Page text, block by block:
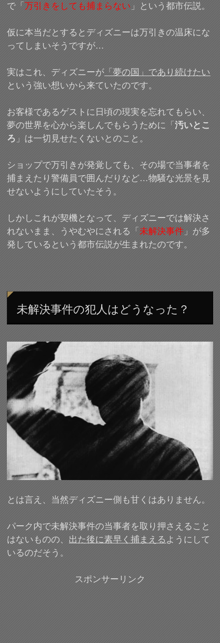
で「万引きをしても捕まらない 」という都市伝説。
仮に本当だとするとディズニーは万引きの温床にな
ってしまいそうですが…
実はこれ、ディズニーが 「夢の国」であり続けたい
という強い想いから来ていたのです。
お客様であるゲストに日頃の現実を忘れてもらい、
夢の世界を心から楽しんでもらうために「汚いとこ
ろ 」は一切見せたくないとのこと。
ショップで万引きが発覚しても、その場で当事者を
捕まえたり警備員で囲んだりなど…物騒な光景を見
せないようにしていたそう。
しかしこれが契機となって、ディズニーでは解決さ
れないまま、うやむやにされる「未解決事件 」が多
発しているという都市伝説が生まれたのです。
未解決事件の犯人はどうなった？
とは言え、当然ディズニー側も甘くはありません。
パーク内で未解決事件の当事者を取り押さえること
はないものの、 出た後に素早く捕まえる ようにして
いるのだそう。
スポンサーリンク